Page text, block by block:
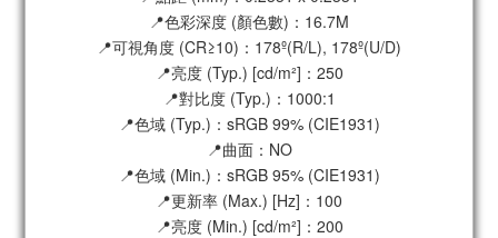
📍色彩深度 (顏色數)：16.7M
📍可視角度 (CR≥10)：178º(R/L), 178º(U/D)
📍亮度 (Typ.) [cd/m²]：250
📍對比度 (Typ.)：1000:1
📍色域 (Typ.)：sRGB 99% (CIE1931)
📍曲面：NO
📍色域 (Min.)：sRGB 95% (CIE1931)
📍更新率 (Max.) [Hz]：100
📍亮度 (Min.) [cd/m²]：200